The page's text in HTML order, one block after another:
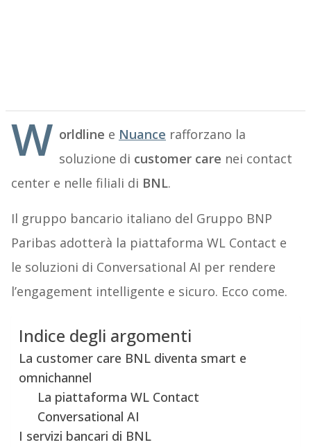
W orldline e Nuance rafforzano la
soluzione di customer care nei contact
center e nelle filiali di BNL.
Il gruppo bancario italiano del Gruppo BNP
Paribas adotterà la piattaforma WL Contact e
le soluzioni di Conversational AI per rendere
l’engagement intelligente e sicuro. Ecco come.
Indice degli argomenti
La customer care BNL diventa smart e
omnichannel
La piattaforma WL Contact
Conversational AI
I servizi bancari di BNL